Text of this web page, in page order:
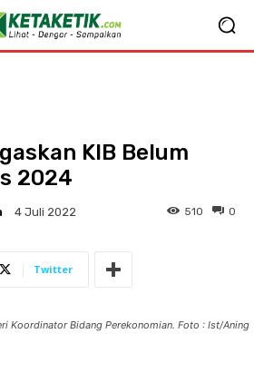
KIB Belum
2024
4 Juli 2022 0
510
Twitter
Koordinator Bidang Perekonomian. Foto : Ist/Aning